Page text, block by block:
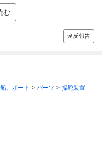
む
違反報告
船、ボート パーツ 操舵装置